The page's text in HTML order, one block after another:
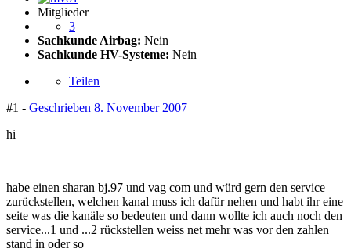
Mitglieder
3
Sachkunde Airbag: Nein
Sachkunde HV-Systeme: Nein
Teilen
#1 - Geschrieben 8. November 2007
hi
habe einen sharan bj.97 und vag com und würd gern den service
zurückstellen, welchen kanal muss ich dafür nehen und habt ihr eine
seite was die kanäle so bedeuten und dann wollte ich auch noch den
service...1 und ...2 rückstellen weiss net mehr was vor den zahlen
stand in oder so